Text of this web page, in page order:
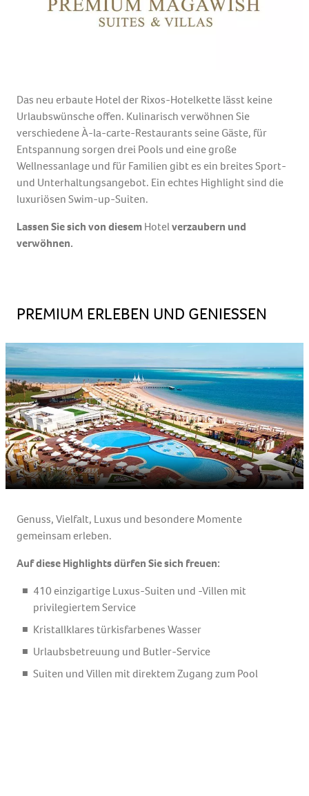
Das neu erbaute Hotel der Rixos-Hotelkette lässt keine
Urlaubswünsche offen. Kulinarisch verwöhnen Sie
verschiedene À-la-carte-Restaurants seine Gäste, für
Entspannung sorgen drei Pools und eine große
Wellnessanlage und für Familien gibt es ein breites Sport-
und Unterhaltungsangebot. Ein echtes Highlight sind die
luxuriösen Swim-up-Suiten.
Lassen Sie sich von diesem Hotelverzaubern und
verwöhnen.
PREMIUM ERLEBEN UND GENIESSEN
Genuss, Vielfalt, Luxus und besondere Momente
gemeinsam erleben.
Auf diese Highlights dürfen Sie sich freuen:
410 einzigartige Luxus-Suiten und -Villen mit
privilegiertem Service
Kristallklares türkisfarbenes Wasser
Urlaubsbetreuung und Butler-Service
Suiten und Villen mit direktem Zugang zum Pool